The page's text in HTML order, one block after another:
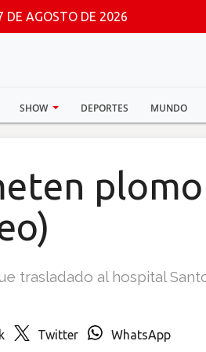
DE AGOSTO DE 2026
SHOW DEPORTES MUNDO
trasladado al hospital
Twitter WhatsApp